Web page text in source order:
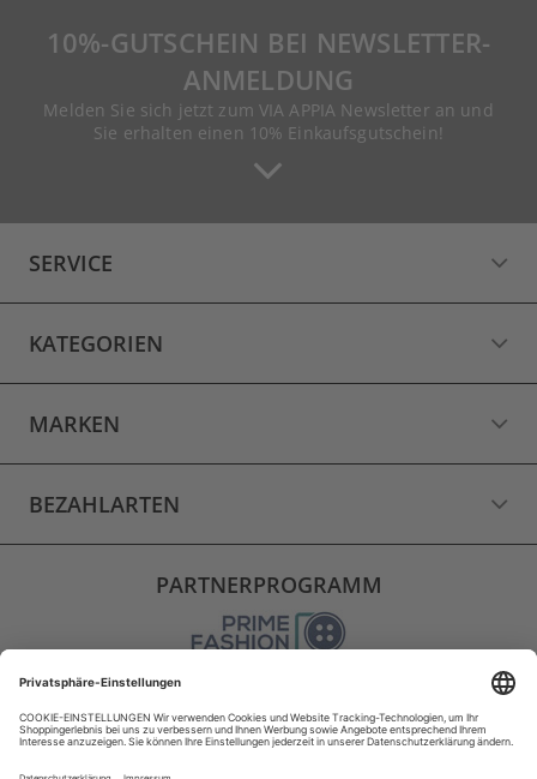
10%-GUTSCHEIN BEI NEWSLETTER-
ANMELDUNG
Melden Sie sich jetzt zum VIA APPIA Newsletter an und
Sie erhalten einen 10% Einkaufsgutschein!
SERVICE
KATEGORIEN
MARKEN
BEZAHLARTEN
PARTNERPROGRAMM
VERSAND